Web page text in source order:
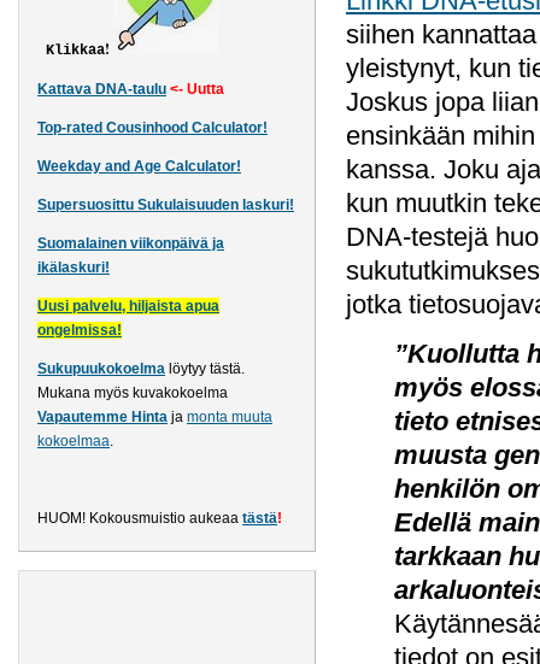
Klikkaa!
Kattava DNA-taulu <- Uutta
Top-rated Cousinhood Calculator!
Weekday and Age Calculator!
Supersuosittu Sukulaisuuden laskuri!
Suomalainen viikonpäivä ja
ikälaskuri!
Uusi palvelu, hiljaista apua
ongelmissa!
Sukupuukokoelma löytyy tästä.
Mukana myös kuvakokoelma
Vapautemme Hinta ja monta muuta
kokoelmaa.
HUOM! Kokousmuistio aukeaa tästä!
siihen
yleistynyt, kun
Joskus jopa
ensinkään
kanssa. Joku
kun muutkin
DNA-testejä
jotka
”Kuollutta
myös
tieto
muusta
henkilön
Edellä
tarkkaan
tiedot on